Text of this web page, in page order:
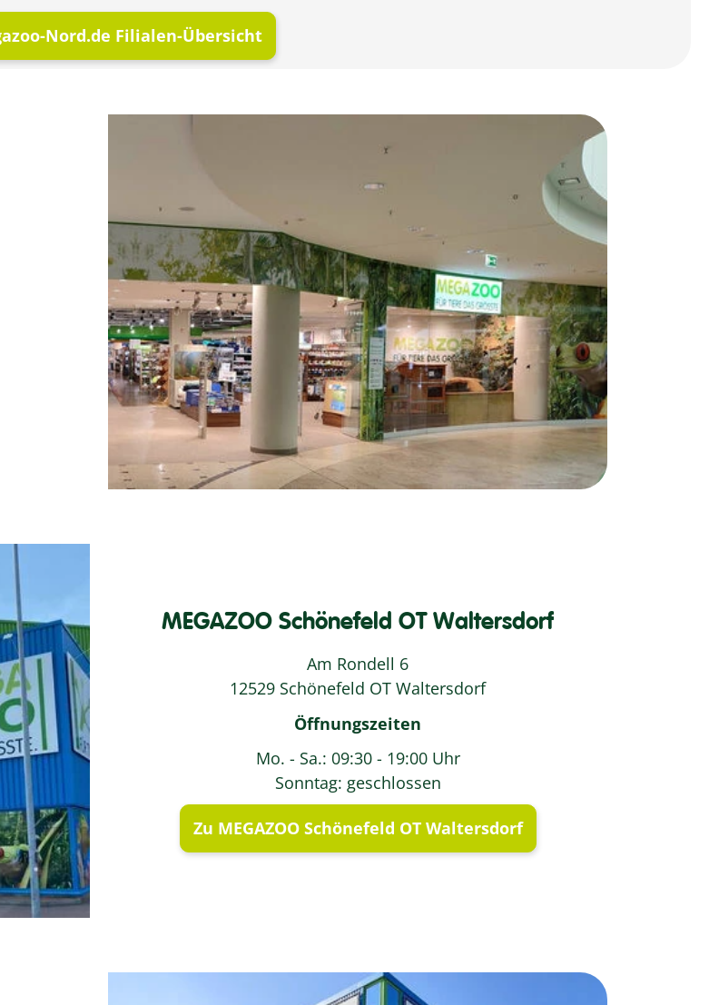
Nord.de Filialen-Übersicht
MEGAZOO Schönefeld OT Waltersdorf
Am Rondell 6
12529 Schönefeld OT Waltersdorf
Öffnungszeiten
Mo. - Sa.: 09:30 - 19:00 Uhr
Sonntag: geschlossen
Zu MEGAZOO Schönefeld OT Waltersdorf